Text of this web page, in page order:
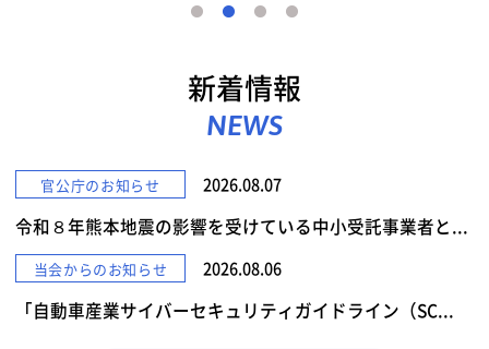
新着情報
NEWS
官公庁のお知らせ 2026.08.07
令和８年熊本地震の影響を受けている中小受託事業者と...
当会からのお知らせ 2026.08.06
「自動車産業サイバーセキュリティガイドライン（SC...